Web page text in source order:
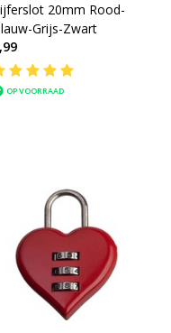
20mm Rood-
Grijs-Zwart
OP VOORRAAD